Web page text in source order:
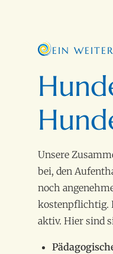
EIN
Unsere
bei, den
noch
kostenpflichtig.
aktiv. Hier sind